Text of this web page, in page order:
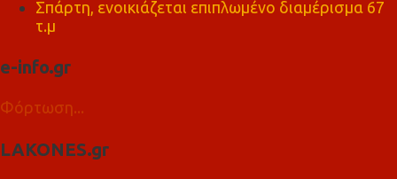
Σπάρτη, ενοικιάζεται επιπλωμένο διαμέρισμα 67
τ.μ
e-info.gr
Φόρτωση...
LAKONES.gr